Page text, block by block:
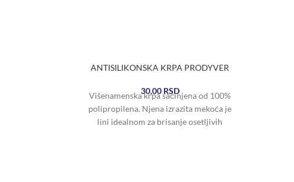
ANTISILIKONSKA KRPA PRODYVER
30,00 RSD
Višenamenska krpa sačinjena od 100%
polipropilena. Njena izrazita mekoća je
lini idealnom za brisanje osetljivih